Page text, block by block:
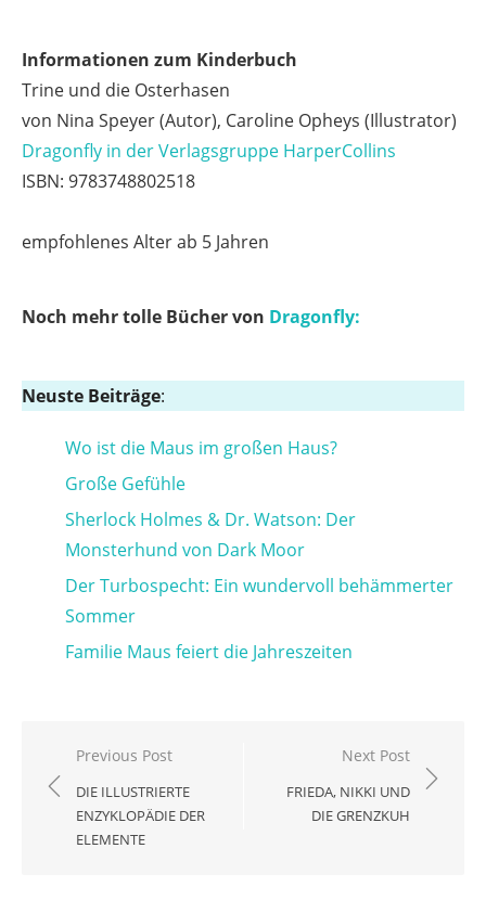
Informationen zum Kinderbuch
Trine und die Osterhasen
von Nina Speyer (Autor), Caroline Opheys (Illustrator)
Dragonfly in der Verlagsgruppe HarperCollins
ISBN: 9783748802518
empfohlenes Alter ab 5 Jahren
Noch mehr tolle Bücher von Dragonfly:
Neuste Beiträge:
Wo ist die Maus im großen Haus?
Große Gefühle
Sherlock Holmes & Dr. Watson: Der
Monsterhund von Dark Moor
Der Turbospecht: Ein wundervoll behämmerter
Sommer
Familie Maus feiert die Jahreszeiten
Beitragsnavigation
Previous Post
DIE ILLUSTRIERTE
ENZYKLOPÄDIE DER
ELEMENTE
Next Post
FRIEDA, NIKKI UND
DIE GRENZKUH